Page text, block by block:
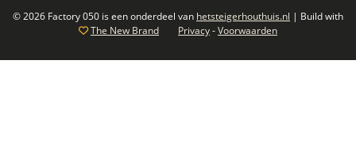
© 2026 Factory 050 is een onderdeel van hetsteigerhouthuis.nl | Build with
The New Brand
Privacy-Voorwaarden